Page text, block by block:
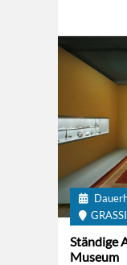
Ständige
Museum